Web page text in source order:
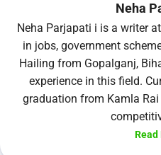
Neha
Neha Parjapati i is a writer
in jobs, government
Hailing from Gopalganj,
experience in this field.
graduation from Kamla
Read